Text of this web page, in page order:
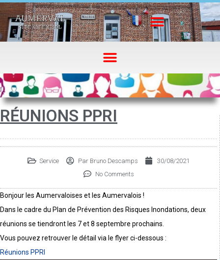
RÉUNIONS PPRI
Service Par Bruno Descamps
30/08/2021
No Comments
Bonjour les Aumervaloises et les Aumervalois !
Dans le cadre du Plan de Prévention des Risques Inondations, deux
réunions se tiendront les 7 et 8 septembre prochains.
Vous pouvez retrouver le détail via le flyer ci-dessous :
Réunions PPRI